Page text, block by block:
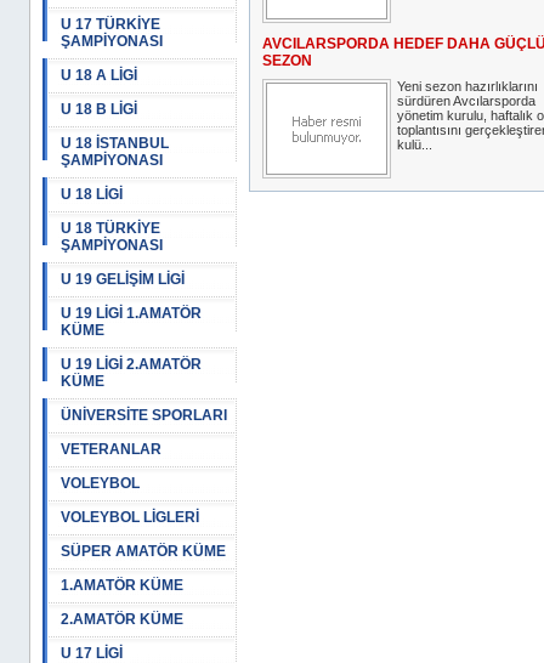
U 17 TÜRKİYE
ŞAMPİYONASI
U 18 A LİGİ
U 18 B LİGİ
U 18 İSTANBUL
ŞAMPİYONASI
U 18 LİGİ
U 18 TÜRKİYE
ŞAMPİYONASI
U 19 GELİŞİM LİGİ
U 19 LİGİ 1.AMATÖR
KÜME
U 19 LİGİ 2.AMATÖR
KÜME
ÜNİVERSİTE SPORLARI
VETERANLAR
VOLEYBOL
VOLEYBOL LİGLERİ
SÜPER AMATÖR KÜME
1.AMATÖR KÜME
2.AMATÖR KÜME
U 17 LİGİ
AVCILARSPORDA HEDEF DAHA
SEZON
Yeni sezon hazırlıklarını
sürdüren Avcılarsporda
yönetim kurulu, haftalık
toplantısını
kulü...